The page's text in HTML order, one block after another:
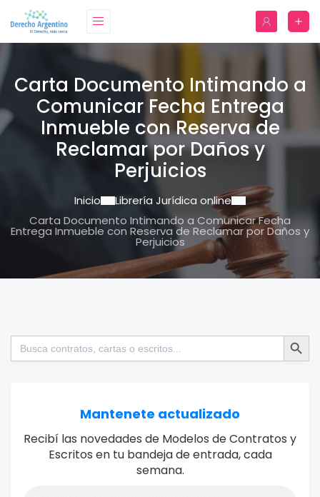
Carta Documento Intimando a
Comunicar Fecha Entrega
Inmueble con Reserva de
Reclamar por Daños y
Perjuicios
Inicio
Librería Jurídica online
Carta Documento Intimando a Comunicar Fecha
Entrega Inmueble con Reserva de Reclamar por Daños y
Perjuicios
Buscar: Botón de
Mantenete actualizado
Recibí las novedades de Modelos de Contratos y
Escritos en tu bandeja de entrada, cada
semana.